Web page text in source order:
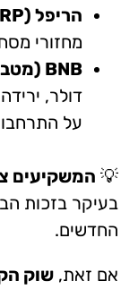
הריפל (XRP)
מחזורי
BNB (מטבע ביננס)
על
💡 המשקיעים
החדשים.
אם זאת,שוק